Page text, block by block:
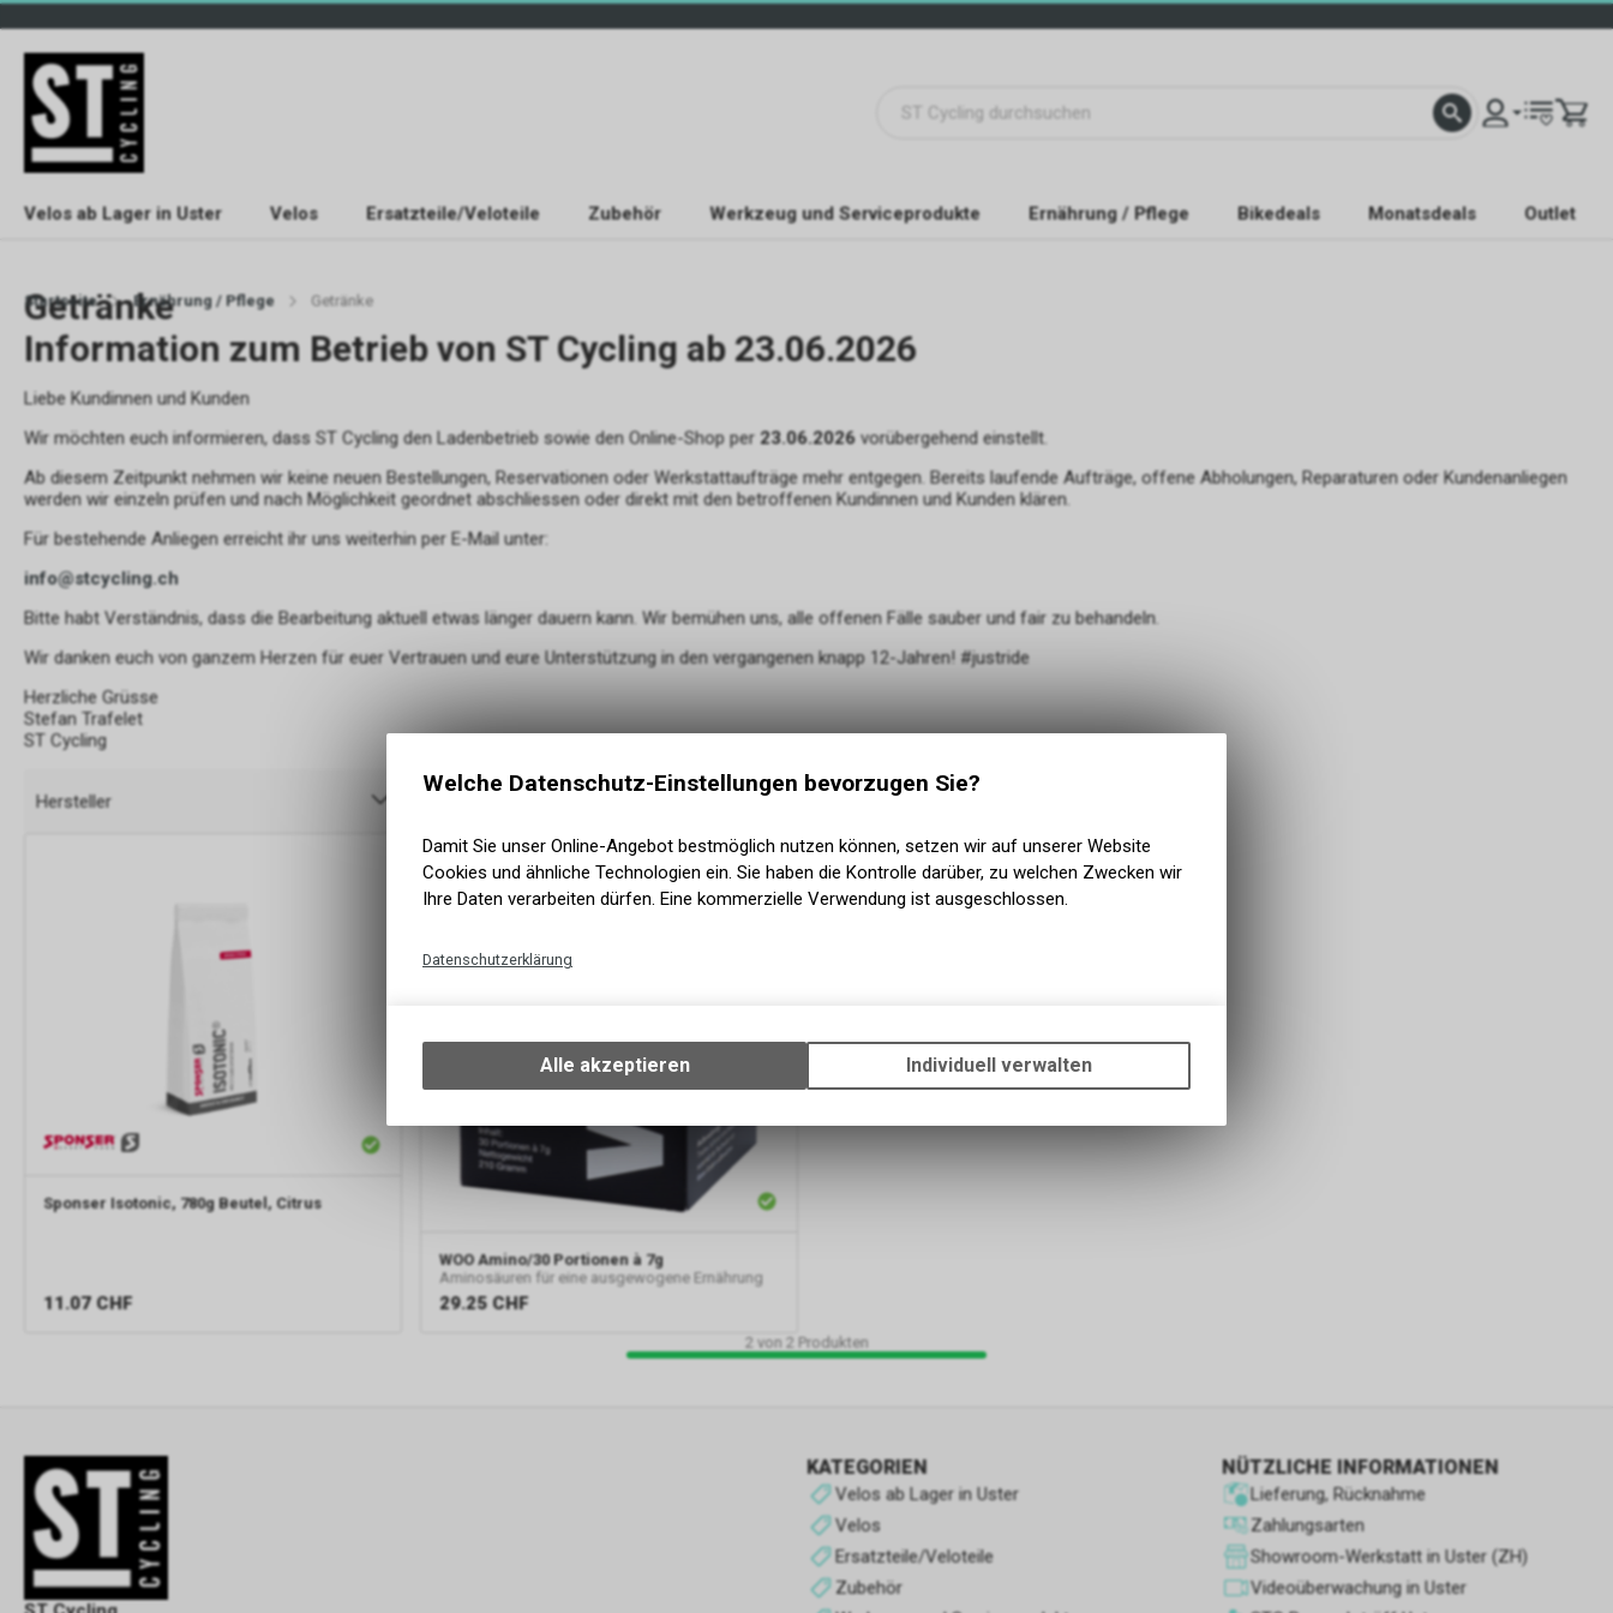
Velos ab Lager in Uster Velos Ersatzteile/Veloteile Zubehör Werkzeug und Serviceprodukte Ernährung / Pflege Bikedeals Monatsdeals Outlet
Startseite Ernährung / Pflege Getränke
Getränke
Information zum Betrieb von ST Cycling ab 23.06.2026
Liebe Kundinnen und Kunden
Wir möchten euch informieren, dass ST Cycling den Ladenbetrieb sowie den Online-Shop per 23.06.2026 vorübergehend einstellt.
Ab diesem Zeitpunkt nehmen wir keine neuen Bestellungen, Reservationen oder Werkstattaufträge mehr entgegen. Bereits laufende Aufträge, offene Abholungen, Reparaturen oder Kundenanliegen
werden wir einzeln prüfen und nach Möglichkeit geordnet abschliessen oder direkt mit den betroffenen Kundinnen und Kunden klären.
Für bestehende Anliegen erreicht ihr uns weiterhin per E-Mail unter:
info@stcycling.ch
Bitte habt Verständnis, dass die Bearbeitung aktuell etwas länger dauern kann. Wir bemühen uns, alle offenen Fälle sauber und fair zu behandeln.
Wir danken euch von ganzem Herzen für euer Vertrauen und eure Unterstützung in den vergangenen knapp 12-Jahren! #justride
Herzliche Grüsse
Stefan Trafelet
ST Cycling
Hersteller Sortieren nach
Sponser Isotonic, 780g Beutel, Citrus
11.07 CHF
WOO Amino/30 Portionen à 7g
Aminosäuren für eine ausgewogene Ernährung
29.25 CHF
2 von 2 Produkten
KATEGORIEN
Velos ab Lager in Uster
Velos
Ersatzteile/Veloteile
Zubehör
NÜTZLICHE INFORMATIONEN
Lieferung, Rücknahme
Zahlungsarten
Showroom-Werkstatt in Uster (ZH)
Videoüberwachung in Uster
Welche Datenschutz-Einstellungen bevorzugen Sie?
Damit Sie unser Online-Angebot bestmöglich nutzen können, setzen wir auf unserer Website
Cookies und ähnliche Technologien ein. Sie haben die Kontrolle darüber, zu welchen Zwecken wir
Ihre Daten verarbeiten dürfen. Eine kommerzielle Verwendung ist ausgeschlossen.
Datenschutzerklärung
Ihrem Gerät, um die grundlegenden Funktionen unseres Online-Angebots, wie die
Verwendung des Warenkorbs, zu ermöglichen. Bitte beachten Sie, dass die
zulassen.
Funktionale Cookies
den ordnungsgemäßen Betrieb unbedingt erforderlich, daher ist es nicht
möglich, ihre Verwendung abzulehnen. Sie ermöglichen es dem Benutzer, durch
Informationen über die angezeigten Werbeflächen sammeln, ohne den Benutzer
zu identifizieren, oder personalisiert, wenn sie personenbezogene Daten des
Benutzers des Shops durch einen Dritten sammeln, um diese Werbeflächen zu
Alle akzeptieren Individuell verwalten